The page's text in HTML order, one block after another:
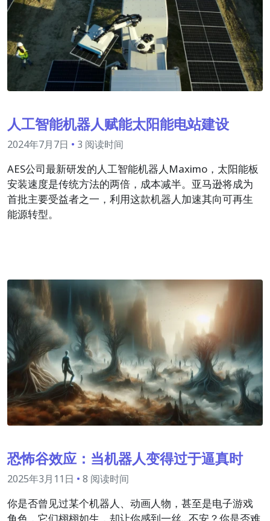
人工智能机器人赋能太阳能电站建设
2024年7月7日 • 3 阅读时间
AES公司最新研发的人工智能机器人Maximo，太阳能板
安装速度是传统方法的两倍，成本减半。亚马逊将成为
首批主要受益者之一，利用这款机器人加速其向可再生
能源转型。
恐怖谷效应：当机器人变得过于逼真时
2025年3月11日 • 8 阅读时间
你是否曾见过某个机器人、动画人物，甚至是电子游戏
角色，它们栩栩如生，却让你感到一丝...不安？你是否难